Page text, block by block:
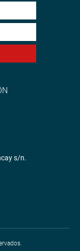
s/n.